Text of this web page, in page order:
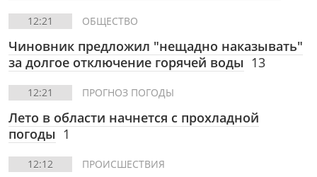
12:21 ОБЩЕСТВО
Чиновник предложил "нещадно наказывать"
за долгое отключение горячей воды 13
12:21 ПРОГНОЗ ПОГОДЫ
Лето в области начнется с прохладной
погоды 1
12:12 ПРОИСШЕСТВИЯ